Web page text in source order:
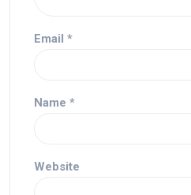
Email *
Name *
Website